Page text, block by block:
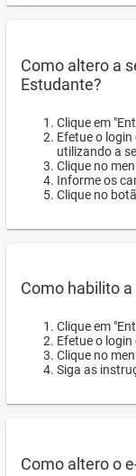
Como altero a
Estudante?
Clique em
Efetue o
utilizando a
Clique no
Informe os
Clique no
Como habilito a
Clique em
Efetue o
Clique no
Siga as
Como altero o